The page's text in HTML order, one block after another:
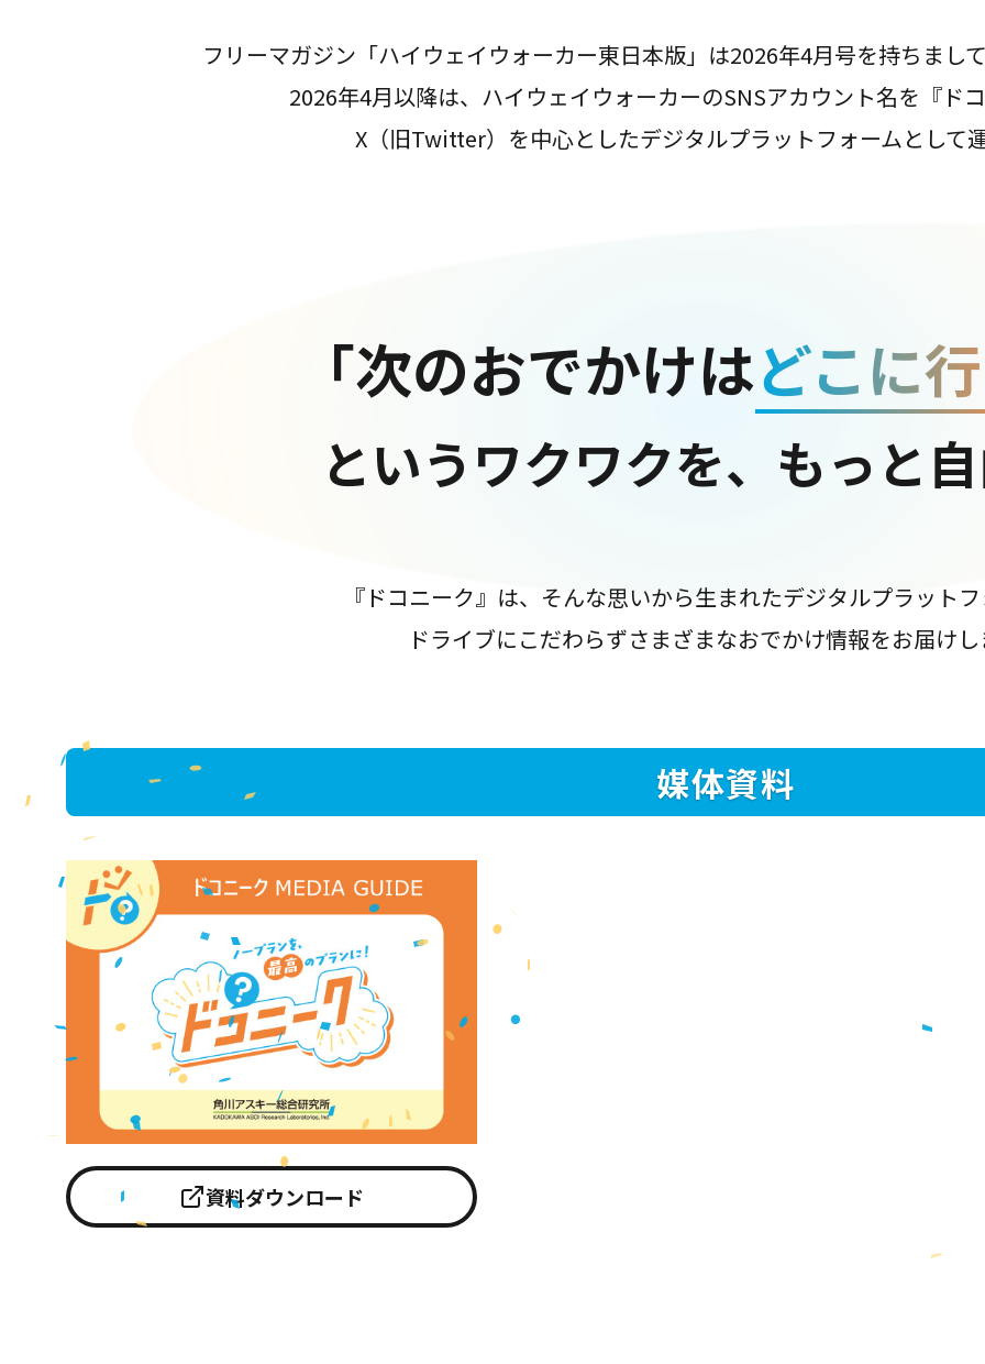
フリーマガジン「ハイウェイウォーカー東日本版」は2026年4月号を持ちまし
2026年4月以降は、ハイウェイウォーカーのSNSアカウント名を『ド
X（旧Twitter）を中心としたデジタルプラットフォームとして
「次のおでかけはどこに
というワクワクを、もっと
『ドコニーク』は、そんな思いから生まれたデジタルプラット
ドライブにこだわらずさまざまなおでかけ情報をお届け
媒体資料
資料ダウンロード